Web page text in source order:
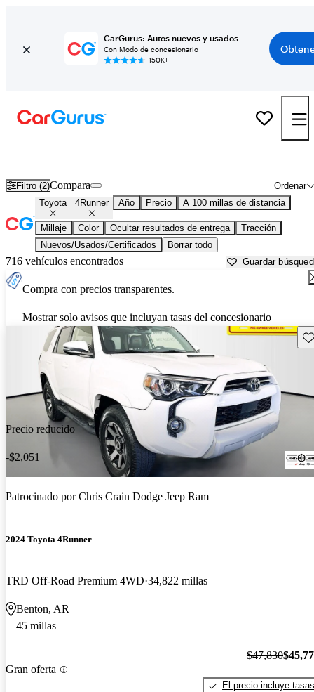
CarGurus: Autos nuevos y usados
Con Modo de concesionario
150K+
Filtro (2) Ordenar
Compara
Toyota 4Runner Año Precio A 100 millas de distancia
Millaje Color Ocultar resultados de entrega
Tracción
Nuevos/Usados/Certificados
Borrar todo
716 vehículos encontrados Guardar
Compra con precios transparentes.
Mostrar solo avisos que incluyan tasas del concesionario
Precio reducido
-$2,051
Patrocinado porChris Crain Dodge Jeep Ram
2024 Toyota 4Runner
TRD Off-Road Premium 4WD 34,822 millas
Benton, AR
45 millas
Gran oferta
$47,830
El precio incluye tasas